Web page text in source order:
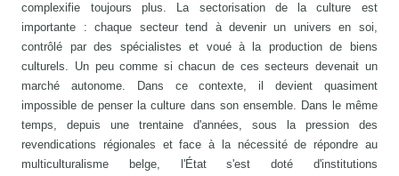
complexifie toujours plus. La sectorisation de la culture est
importante : chaque secteur tend à devenir un univers en soi,
contrôlé par des spécialistes et voué à la production de biens
culturels. Un peu comme si chacun de ces secteurs devenait un
marché autonome. Dans ce contexte, il devient quasiment
impossible de penser la culture dans son ensemble. Dans le même
temps, depuis une trentaine d'années, sous la pression des
revendications régionales et face à la nécessité de répondre au
multiculturalisme belge, l'État s'est doté d'institutions